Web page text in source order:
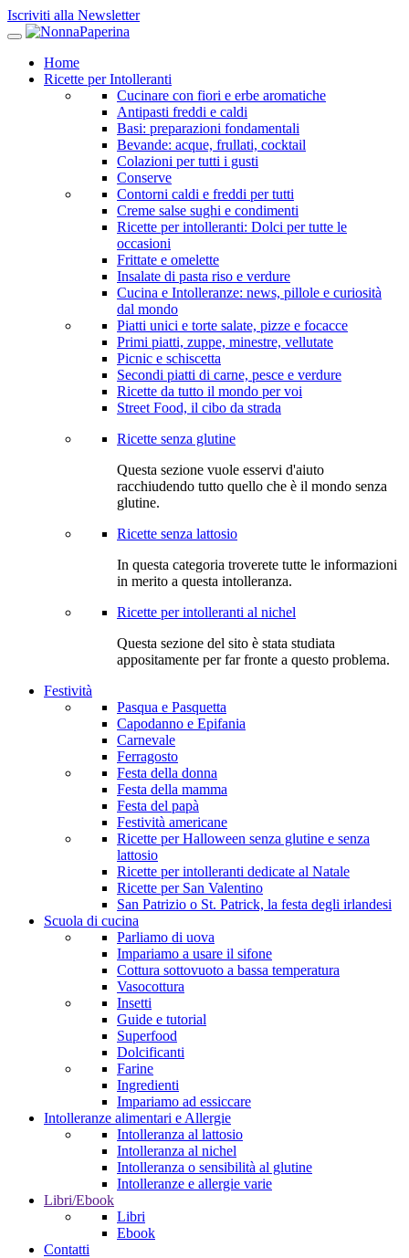
Iscriviti alla Newsletter
Home
Ricette per Intolleranti
Cucinare con fiori e erbe aromatiche
Antipasti freddi e caldi
Basi: preparazioni fondamentali
Bevande: acque, frullati, cocktail
Colazioni per tutti i gusti
Conserve
Contorni caldi e freddi per tutti
Creme salse sughi e condimenti
Ricette per intolleranti: Dolci per tutte le
occasioni
Frittate e omelette
Insalate di pasta riso e verdure
Cucina e Intolleranze: news, pillole e curiosità
dal mondo
Piatti unici e torte salate, pizze e focacce
Primi piatti, zuppe, minestre, vellutate
Picnic e schiscetta
Secondi piatti di carne, pesce e verdure
Ricette da tutto il mondo per voi
Street Food, il cibo da strada
Ricette senza glutine
Questa sezione vuole esservi d'aiuto
racchiudendo tutto quello che è il mondo senza
glutine.
Ricette senza lattosio
In questa categoria troverete tutte le informazioni
in merito a questa intolleranza.
Ricette per intolleranti al nichel
Questa sezione del sito è stata studiata
appositamente per far fronte a questo problema.
Festività
Pasqua e Pasquetta
Capodanno e Epifania
Carnevale
Ferragosto
Festa della donna
Festa della mamma
Festa del papà
Festività americane
Ricette per Halloween senza glutine e senza
lattosio
Ricette per intolleranti dedicate al Natale
Ricette per San Valentino
San Patrizio o St. Patrick, la festa degli irlandesi
Scuola di cucina
Parliamo di uova
Impariamo a usare il sifone
Cottura sottovuoto a bassa temperatura
Vasocottura
Insetti
Guide e tutorial
Superfood
Dolcificanti
Farine
Ingredienti
Impariamo ad essiccare
Intolleranze alimentari e Allergie
Intolleranza al lattosio
Intolleranza al nichel
Intolleranza o sensibilità al glutine
Intolleranze e allergie varie
Libri/Ebook
Libri
Ebook
Contatti